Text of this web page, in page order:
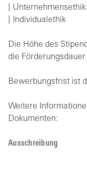
Unternehmensethik
Individualethik
Die Höhe des
die
Bewerbungsfrist ist
Weitere
Dokumenten:
Ausschreibung